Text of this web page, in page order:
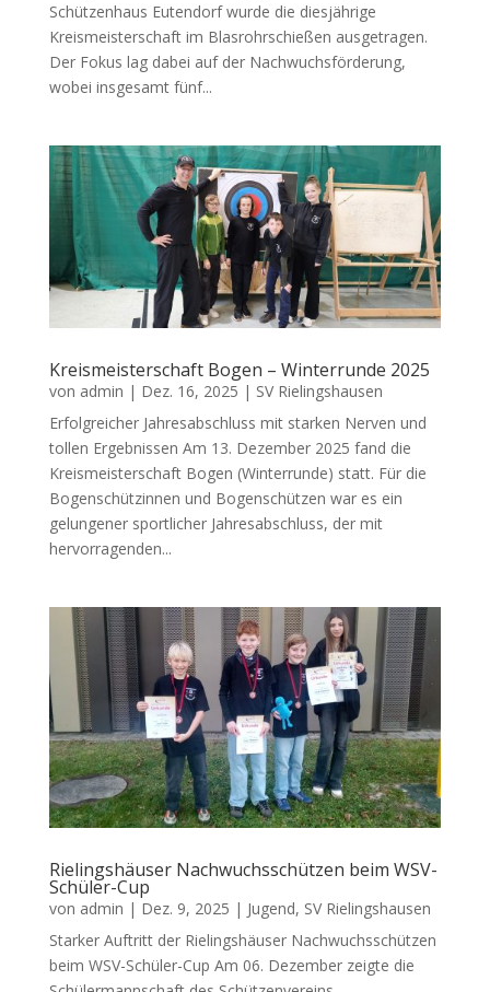
Schützenhaus Eutendorf wurde die diesjährige
Kreismeisterschaft im Blasrohrschießen ausgetragen.
Der Fokus lag dabei auf der Nachwuchsförderung,
wobei insgesamt fünf...
Kreismeisterschaft Bogen – Winterrunde 2025
von admin | Dez. 16, 2025 | SV Rielingshausen
Erfolgreicher Jahresabschluss mit starken Nerven und
tollen Ergebnissen Am 13. Dezember 2025 fand die
Kreismeisterschaft Bogen (Winterrunde) statt. Für die
Bogenschützinnen und Bogenschützen war es ein
gelungener sportlicher Jahresabschluss, der mit
hervorragenden...
Rielingshäuser Nachwuchsschützen beim WSV-
Schüler-Cup
von admin | Dez. 9, 2025 | Jugend, SV Rielingshausen
Starker Auftritt der Rielingshäuser Nachwuchsschützen
beim WSV-Schüler-Cup Am 06. Dezember zeigte die